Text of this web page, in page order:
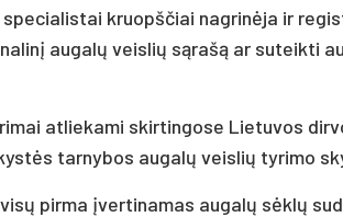
kruopščiai nagrinėja ir
augalų veislių sąrašą ar suteikti
atliekami skirtingose Lietuvos
tarnybos augalų veislių tyrimo
pirma įvertinamas augalų sėklų